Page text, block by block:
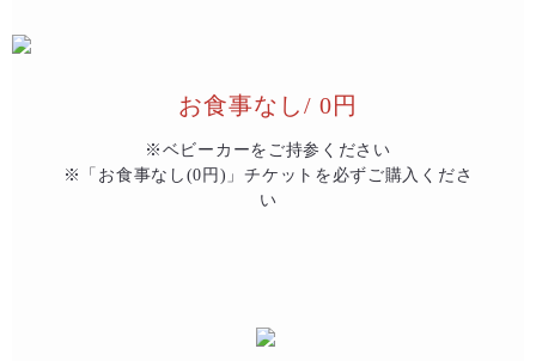
お食事なし/ 0円
※ベビーカーをご持参ください
※「お食事なし(0円)」チケットを必ずご購入くださ
い